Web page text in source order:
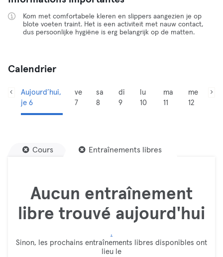
Kom met comfortabele kleren en slippers aangezien je op
blote voeten traint. Het is een activiteit met nauw contact,
dus persoonlijke hygiëne is erg belangrijk op de matten.
Calendrier
Aujourd’hui,
je 6
ve
7
sa
8
di
9
lu
10
ma
11
me
12
Cours Entraînements libres
Aucun entraînement
libre trouvé aujourd'hui
.
Sinon, les prochains entraînements libres disponibles ont
lieu le